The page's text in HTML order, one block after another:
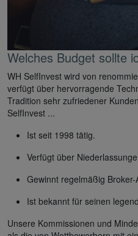
Welches Budget sollte
WH SelfInvest wird von
verfügt über hervorragende
Tradition sehr zufriedener
SelfInvest ...
Ist seit 1998 tätig.
Verfügt über
Gewinnt regelmäßig
Ist bekannt für seinen
Unsere Kommissionen und